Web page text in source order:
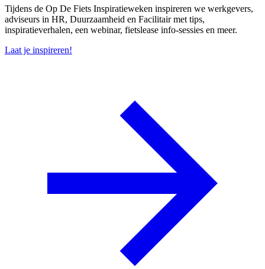
Tijdens de Op De Fiets Inspiratieweken inspireren we werkgevers,
adviseurs in HR, Duurzaamheid en Facilitair met tips,
inspiratieverhalen, een webinar, fietslease info-sessies en meer.
Laat je inspireren!